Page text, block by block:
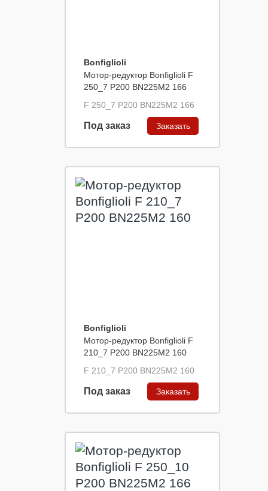
Bonfiglioli
Мотор-редуктор Bonfiglioli F
250_7 P200 BN225M2 166
F 250_7 P200 BN225M2 166
Под заказ Заказать
Bonfiglioli
Мотор-редуктор Bonfiglioli F
210_7 P200 BN225M2 160
F 210_7 P200 BN225M2 160
Под заказ Заказать